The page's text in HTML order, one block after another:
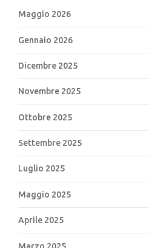
Maggio 2026
Gennaio 2026
Dicembre 2025
Novembre 2025
Ottobre 2025
Settembre 2025
Luglio 2025
Maggio 2025
Aprile 2025
Marzo 2025